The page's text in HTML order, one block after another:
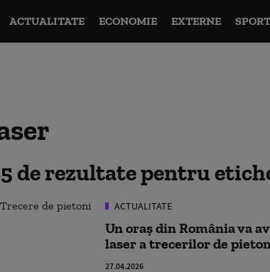
ACTUALITATE ECONOMIE EXTERNE SPORT
de rezultate pentru
ACTUALITATE
Un oraș din România va
laser a trecerilor de
27.04.2026